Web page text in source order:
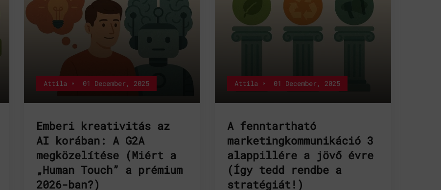
Attila 01 December, 2025
Emberi kreativitás az
AI korában: A G2A
megközelítése (Miért a
„Human Touch” a prémium
2026-ban?)
Attila 01 December, 2025
A fenntartható
marketingkommunikáció 3
alappillére a jövő évre
(Így tedd rendbe a
stratégiát!)